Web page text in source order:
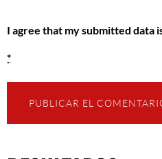
I agree that my submitted data
*